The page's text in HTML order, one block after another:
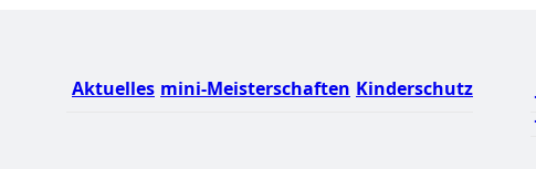
Aktuelles mini-Meisterschaften Kinderschutz